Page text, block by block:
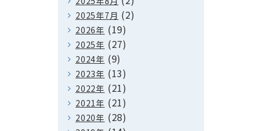
2025年7月 (2)
2026年 (19)
2025年 (27)
2024年 (9)
2023年 (13)
2022年 (21)
2021年 (21)
2020年 (28)